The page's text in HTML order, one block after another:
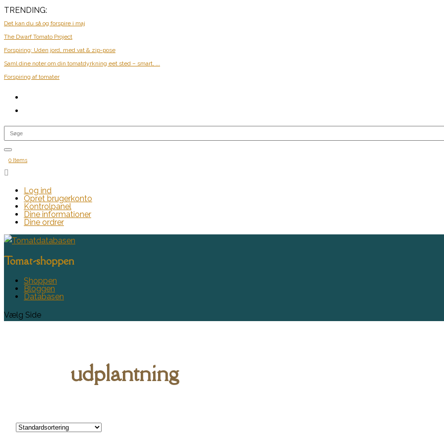
TRENDING:
Det kan du så og forspire i maj
The Dwarf Tomato Project
Forspiring: Uden jord, med vat & zip-pose
Saml dine noter om din tomatdyrkning eet sted – smart, ...
Forspiring af tomater
0 Items

Log ind
Opret brugerkonto
Kontrolpanel
Dine informationer
Dine ordrer
Tomat-shoppen
Shoppen
Bloggen
Databasen
Vælg Side
udplantning